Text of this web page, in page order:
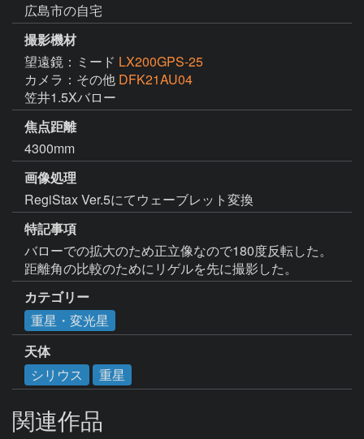
広島市の自宅
撮影機材
望遠鏡：ミード LX200GPS-25
カメラ：その他 DFK21AU04
笠井1.5Xバロー
焦点距離
4300mm
画像処理
RegiStax Ver.5にてウェーブレット変換
特記事項
バローでの拡大のため正立像なので180度反転した。
距離角の比較のためにリゲルを先に撮影した。
カテゴリー
重星・変光星
天体
シリウス
重星
関連作品